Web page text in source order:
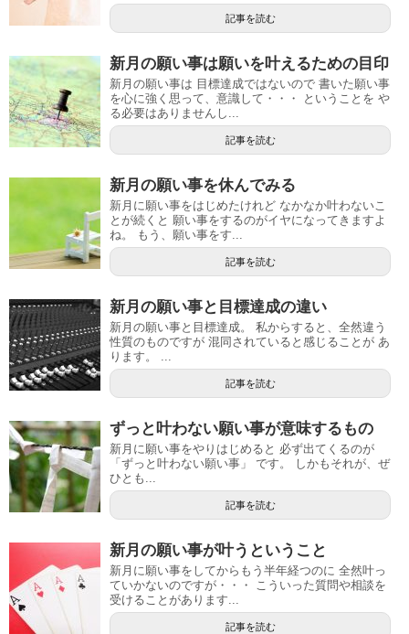
記事を読む
新月の願い事は願いを叶えるための目印
新月の願い事は 目標達成ではないので 書いた願い事
を心に強く思って、意識して・・・ ということを や
る必要はありませんし...
記事を読む
新月の願い事を休んでみる
新月に願い事をはじめたけれど なかなか叶わないこ
とが続くと 願い事をするのがイヤになってきますよ
ね。 もう、願い事をす...
記事を読む
新月の願い事と目標達成の違い
新月の願い事と目標達成。 私からすると、全然違う
性質のものですが 混同されていると感じることが あ
ります。 ...
記事を読む
ずっと叶わない願い事が意味するもの
新月に願い事をやりはじめると 必ず出てくるのが
「ずっと叶わない願い事」 です。 しかもそれが、ぜ
ひとも...
記事を読む
新月の願い事が叶うということ
新月に願い事をしてからもう半年経つのに 全然叶っ
ていかないのですが・・・ こういった質問や相談を
受けることがあります...
記事を読む